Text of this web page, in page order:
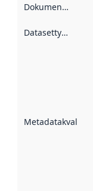
Dokumentasjon
Datasettype
Metadatakvalitet